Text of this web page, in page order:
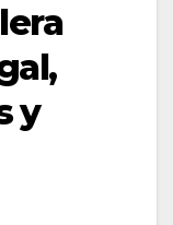
y